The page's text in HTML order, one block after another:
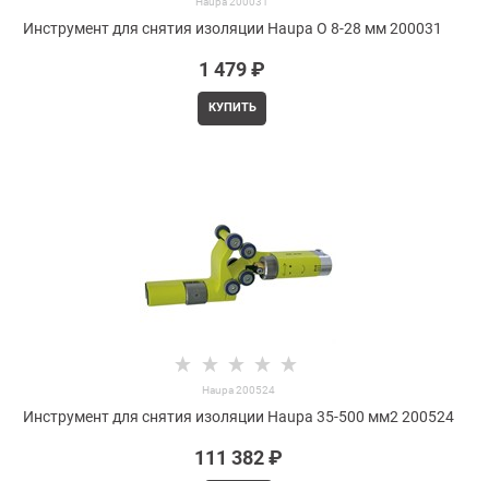
Инструмент для снятия изоляции Haupa O 8-28 мм 200031
1 479 ₽
КУПИТЬ
Haupa 200524
Инструмент для снятия изоляции Haupa 35-500 мм2 200524
111 382 ₽